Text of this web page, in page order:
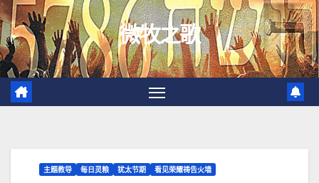
跳
至
内
容
微牧之歌
主题教导 每日灵粮 犹太节期 看见荣耀祷告火墙